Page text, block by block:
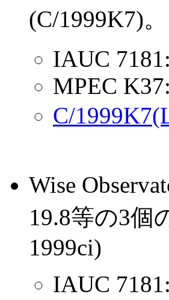
(C/1999K7)。
IAUC
MPEC
C/
Wise
19.8等の3個
1999ci)
IAUC